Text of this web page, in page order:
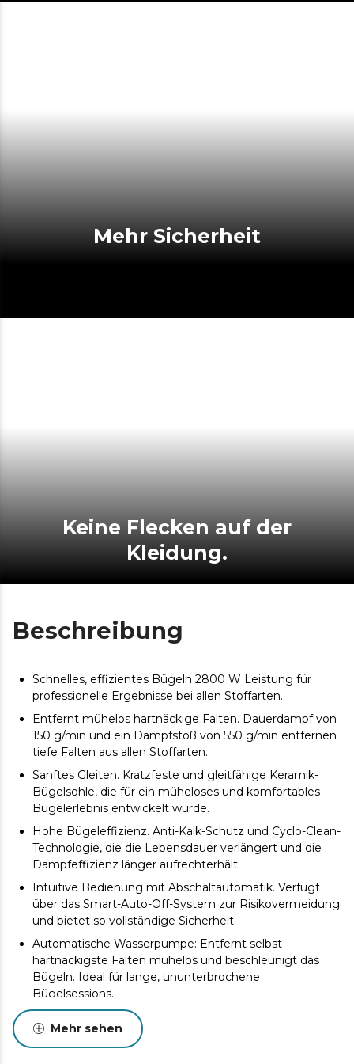
Mehr Sicherheit
Keine Flecken auf der
Kleidung.
Beschreibung
Schnelles, effizientes Bügeln 2800 W Leistung für
professionelle Ergebnisse bei allen Stoffarten.
Entfernt mühelos hartnäckige Falten. Dauerdampf von
150 g/min und ein Dampfstoß von 550 g/min entfernen
tiefe Falten aus allen Stoffarten.
Sanftes Gleiten. Kratzfeste und gleitfähige Keramik-
Bügelsohle, die für ein müheloses und komfortables
Bügelerlebnis entwickelt wurde.
Hohe Bügeleffizienz. Anti-Kalk-Schutz und Cyclo-Clean-
Technologie, die die Lebensdauer verlängert und die
Dampfeffizienz länger aufrechterhält.
Intuitive Bedienung mit Abschaltautomatik. Verfügt
über das Smart-Auto-Off-System zur Risikovermeidung
und bietet so vollständige Sicherheit.
Automatische Wasserpumpe: Entfernt selbst
hartnäckigste Falten mühelos und beschleunigt das
Bügeln. Ideal für lange, ununterbrochene
Bügelsessions.
Bügelt selbst schwer erreichbare Stellen mühelos. Die
Präzisionsspitze erreicht und glättet selbst schwer
zugängliche Bereiche wie Kragen, Manschetten und
Mehr sehen